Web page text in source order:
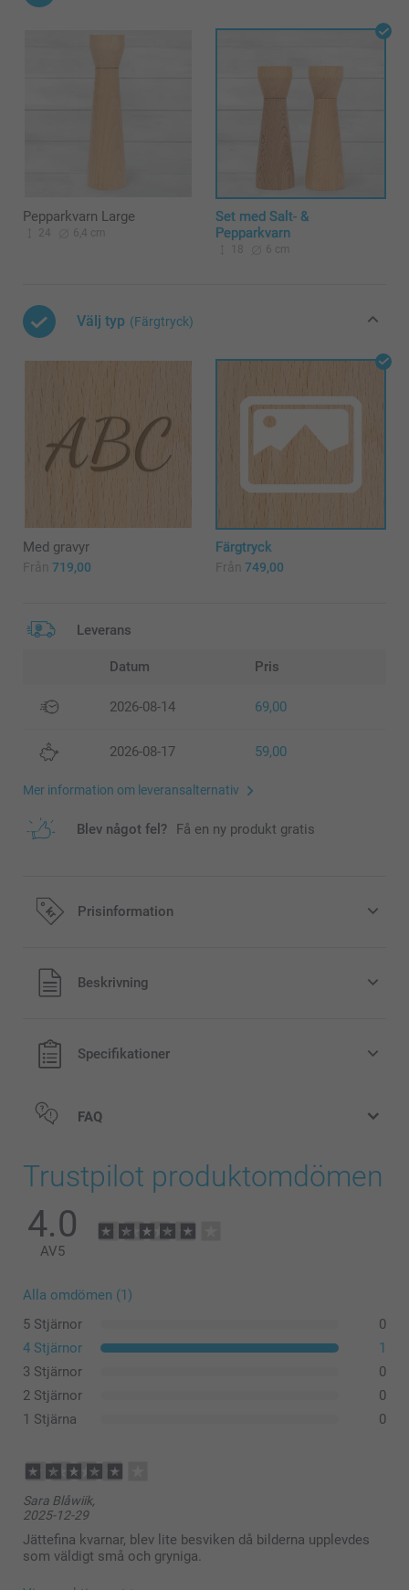
Pepparkvarn Large
24 6,4 cm
Set med Salt- &
Pepparkvarn
18 6 cm
Välj typ (Färgtryck)
Med gravyr
Från 719,00
Färgtryck
Från 749,00
Leverans
Datum Pris
2026-08-14 69,00
2026-08-17 59,00
Mer information om leveransalternativ
Blev något fel? Få en ny produkt gratis
Prisinformation
Alla priser är i svenska kronor (SEK), inklusive moms och
exklusive porto.
Beskrivning
Specifikationer
FAQ
Trustpilot produktomdömen
4.0
AV5
Alla omdömen (1)
5 Stjärnor
0
4 Stjärnor
1
3 Stjärnor
0
2 Stjärnor
0
1 Stjärna
0
Sara Blåwiik,
2025-12-29
Jättefina kvarnar, blev lite besviken då bilderna upplevdes
som väldigt små och gryniga.